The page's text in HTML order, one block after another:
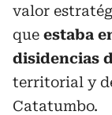
valor
que estaba
disidencias
territorial y
Catatumbo.